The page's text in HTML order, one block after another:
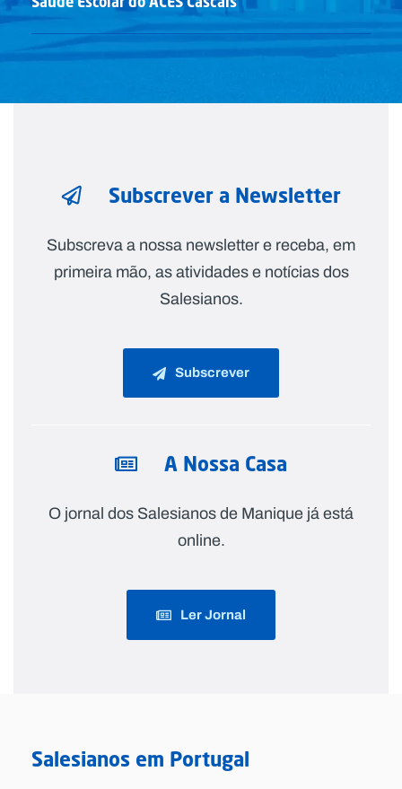
Subscrever a Newsletter
Subscreva a nossa newsletter e receba, em
primeira mão, as atividades e notícias dos
Salesianos.
Subscrever
A Nossa Casa
O jornal dos Salesianos de Manique já está
online.
Ler Jornal
Salesianos em Portugal